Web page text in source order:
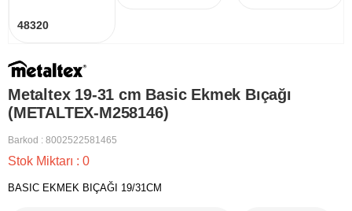
48320
Metaltex 19-31 cm Basic Ekmek Bıçağı
(METALTEX-M258146)
Barkod : 8002522581465
Stok Miktarı : 0
BASIC EKMEK BIÇAĞI 19/31CM